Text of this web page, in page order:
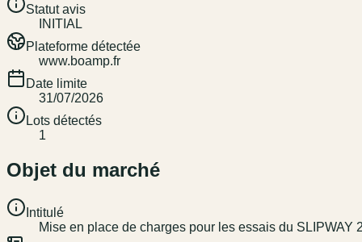
Statut avis
INITIAL
Plateforme détectée
www.boamp.fr
Date limite
31/07/2026
Lots détectés
1
Objet du marché
Intitulé
Mise en place de charges pour les essais du SLIPWAY